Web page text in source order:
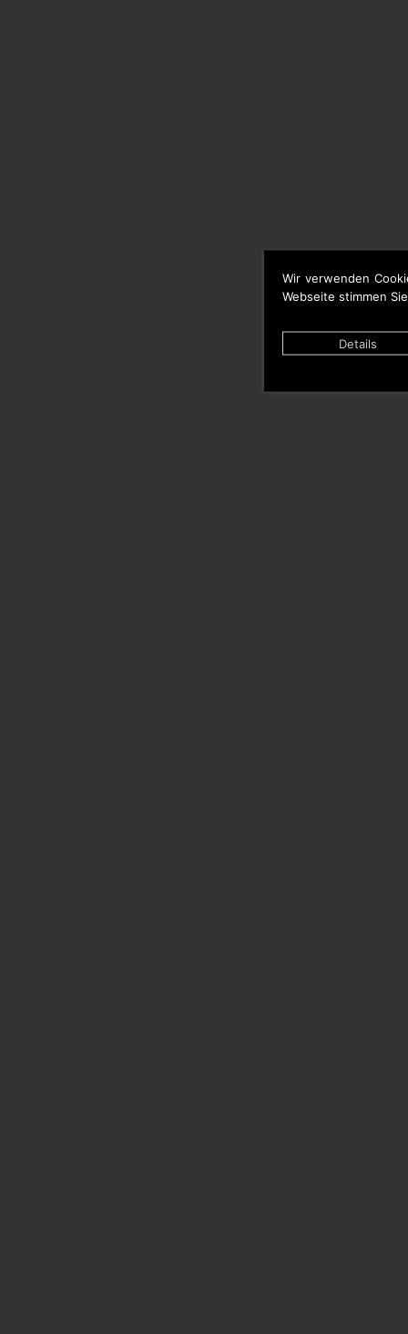
Wir verwenden
Webseite stimmen
Details